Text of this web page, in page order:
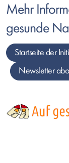
Mehr
gesunde
Startseite der
Newsletter
Bild